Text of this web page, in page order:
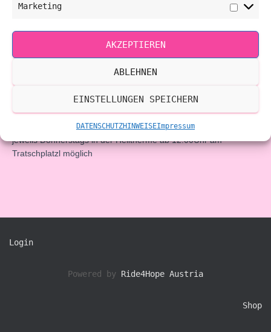
Marketing
AKZEPTIEREN
ABLEHNEN
EINSTELLUNGEN SPEICHERN
DATENSCHUTZHINWEISEImpressum
Donnerstagen nachmittags eingeteilt werden.
Strecken „Kroatien“ ab November (aufbauend bis März) bitte
Termine wettertechnisch angepasst werden).
Besprechungen zum Training, oder Allgemein zur Bewegung,
jeweils Donnerstags in der Heiltherme ab 12:00Uhr am
Tratschplatzl möglich
Login
Powered by Ride4Hope Austria
Shop